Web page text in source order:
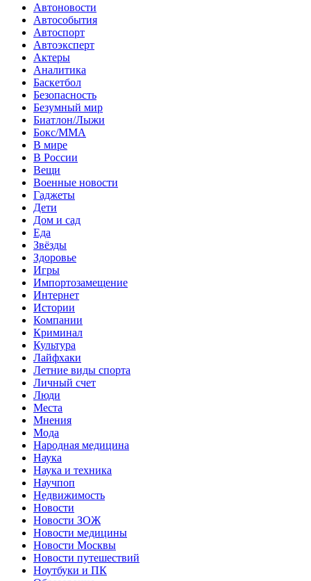
Автоновости
Автособытия
Автоспорт
Автоэксперт
Актеры
Аналитика
Баскетбол
Безопасность
Безумный мир
Биатлон/Лыжи
Бокс/MMA
В мире
В России
Вещи
Военные новости
Гаджеты
Дети
Дом и сад
Еда
Звёзды
Здоровье
Игры
Импортозамещение
Интернет
Истории
Компании
Криминал
Культура
Лайфхаки
Летние виды спорта
Личный счет
Люди
Места
Мнения
Мода
Народная медицина
Наука
Наука и техника
Научпоп
Недвижимость
Новости
Новости ЗОЖ
Новости медицины
Новости Москвы
Новости путешествий
Ноутбуки и ПК